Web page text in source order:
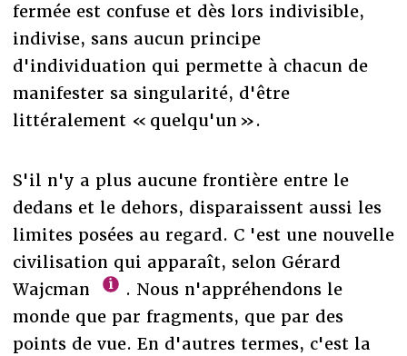
fermée est confuse et dès lors indivisible,
indivise, sans aucun principe
d'individuation qui permette à chacun de
manifester sa singularité, d'être
littéralement « quelqu'un ».
S'il n'y a plus aucune frontière entre le
dedans et le dehors, disparaissent aussi les
limites posées au regard. C 'est une nouvelle
civilisation qui apparaît, selon Gérard
Wajcman
. Nous n'appréhendons le
monde que par fragments, que par des
points de vue. En d'autres termes, c'est la